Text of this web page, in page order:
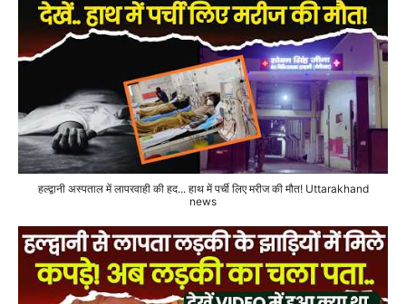
हल्द्वानी अस्पताल में लापरवाही की हद... हाथ में पर्ची लिए मरीज की मौत! Uttarakhand
news